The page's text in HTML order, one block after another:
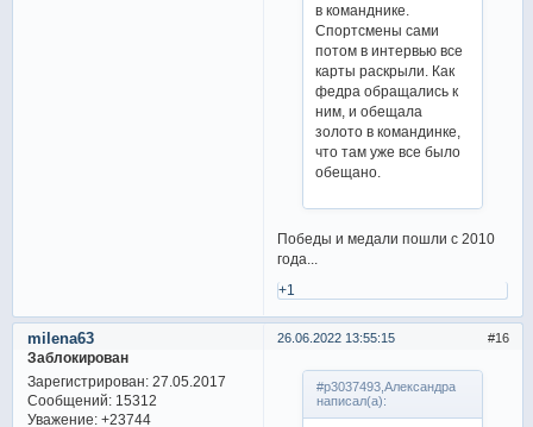
в команднике.
Спортсмены сами
потом в интервью все
карты раскрыли. Как
федра обращались к
ним, и обещала
золото в командинке,
что там уже все было
обещано.
Победы и медали пошли с 2010
года...
+1
16
26.06.2022 13:55:15
milena63
Заблокирован
Зарегистрирован: 27.05.2017
Сообщений:15312
Уважение: +23744
#p3037493,Александра
написал(а):